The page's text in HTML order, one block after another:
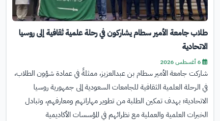
طلاب جامعة الأمير سطام يشاركون في رحلة علمية ثقافية إلى روسيا
الاتحادية
6 أغسطس 2026
شاركت جامعة الأمير سطام بن عبدالعزيز، ممثلةً في عمادة شؤون الطلاب،
في الرحلة العلمية الثقافية للجامعات السعودية إلى جمهورية روسيا
الاتحادية؛ بهدف تمكين الطلبة من تطوير مهاراتهم ومعارفهم، وتبادل
الخبرات العلمية والعملية مع نظرائهم في المؤسسات الأكاديمية